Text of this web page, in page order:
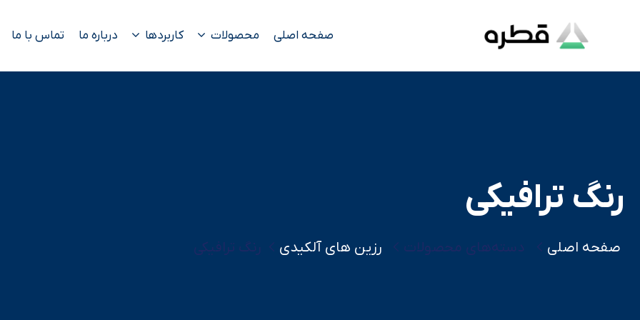
صفحه اصلی محصولات کاربردها درباره ما تماس با ما
رنگ ترافیکی
صفحه اصلی دسته‌های محصولات رزین های آلکیدی رنگ ترافیکی